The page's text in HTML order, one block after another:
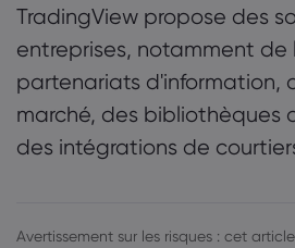
TradingView propose des
entreprises, notamment
partenariats d'information,
marché, des bibliothèques
des intégrations de
Avertissement sur les risques : cet